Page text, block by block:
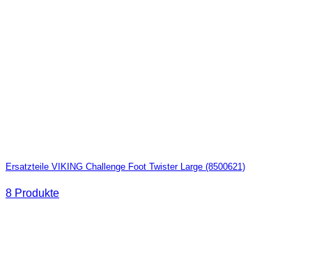
Ersatzteile VIKING Challenge Foot Twister Large (8500621)
8 Produkte